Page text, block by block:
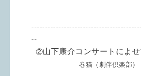
--
②山下康介コンサートによ
巻猫（劇伴倶楽部）